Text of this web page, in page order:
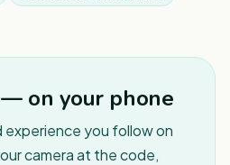
on your phone
experience you follow on
camera at the code,